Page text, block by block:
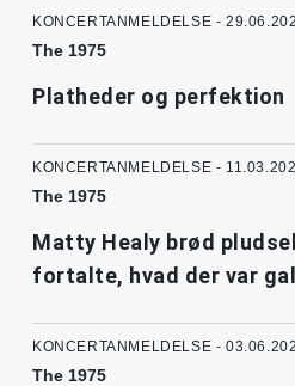
KONCERTANMELDELSE -
The 1975
Platheder og perfektion
KONCERTANMELDELSE -
The 1975
Matty Healy brød
fortalte, hvad der var
KONCERTANMELDELSE -
The 1975